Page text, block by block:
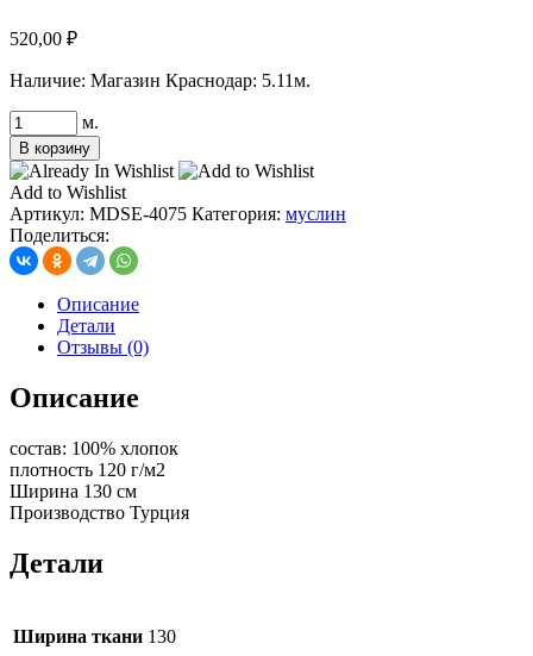
520,00 ₽
Наличие: Магазин Краснодар: 5.11м.
Количество
товара
Муслин
двухслойный,
цв.
дым
м.
В корзину
Add to Wishlist
Артикул: MDSE-4075 Категория: муслин
Поделиться:
Описание
Детали
Отзывы (0)
Описание
состав: 100% хлопок
плотность 120 г/м2
Ширина 130 см
Производство Турция
Детали
Ширина ткани 130